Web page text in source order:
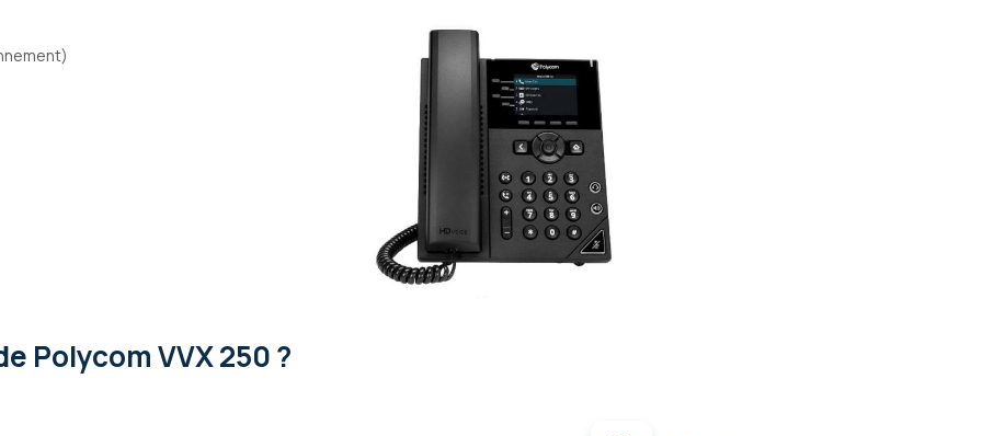
Polycom VVX 250 ?